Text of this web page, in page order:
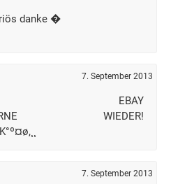
danke �
7. September 2013
EBAY
WIEDER!
7. September 2013